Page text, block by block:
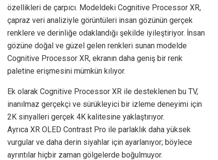
özellikleri de çarpıcı. Modeldeki Cognitive Processor XR,
çapraz veri analiziyle görüntüleri insan gözünün gerçek
renklere ve derinliğe odaklandığı şekilde iyileştiriyor. İnsan
gözüne doğal ve güzel gelen renkleri sunan modelde
Cognitive Processor XR, ekranın daha geniş bir renk
paletine erişmesini mümkün kılıyor.
Ek olarak Cognitive Processor XR ile desteklenen bu TV,
inanılmaz gerçekçi ve sürükleyici bir izleme deneyimi için
2K sinyalleri gerçek 4K kalitesine yaklaştırıyor.
Ayrıca XR OLED Contrast Pro ile parlaklık daha yüksek
vurgular ve daha derin siyahlar için ayarlanıyor; böylece
ayrıntılar hiçbir zaman gölgelerde boğulmuyor.